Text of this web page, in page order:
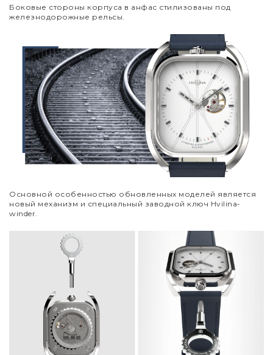
Боковые стороны корпуса в анфас стилизованы под
железнодорожные рельсы.
Основной особенностью обновленных моделей является
новый механизм и специальный заводной ключ Hvilina-
winder.